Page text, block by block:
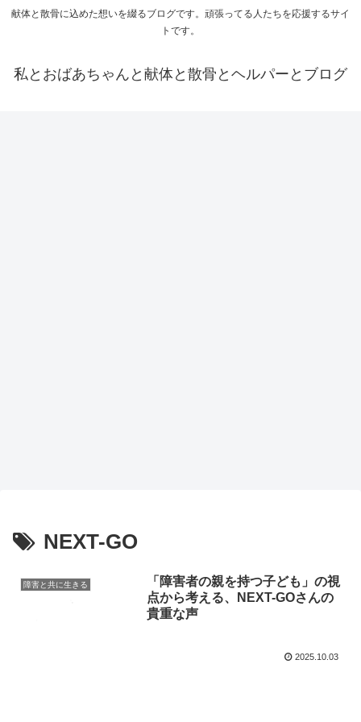
献体と散骨に込めた想いを綴るブログです。頑張ってる人たちを応援するサイ
トです。
私とおばあちゃんと献体と散骨とヘルパーとブログ
NEXT-GO
障害と共に生きる
「障害者の親を持つ子ども」の視
点から考える、NEXT-GOさんの
貴重な声
2025.10.03